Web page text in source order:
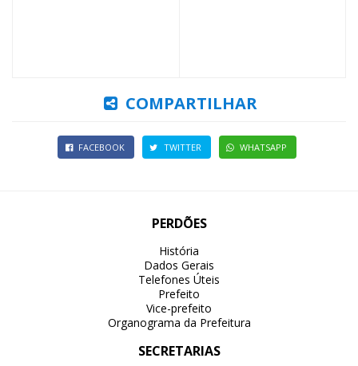
COMPARTILHAR
FACEBOOK TWITTER WHATSAPP
PERDÕES
História
Dados Gerais
Telefones Úteis
Prefeito
Vice-prefeito
Organograma da Prefeitura
SECRETARIAS